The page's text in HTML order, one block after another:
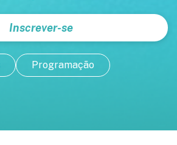
Inscrever-se
Programação